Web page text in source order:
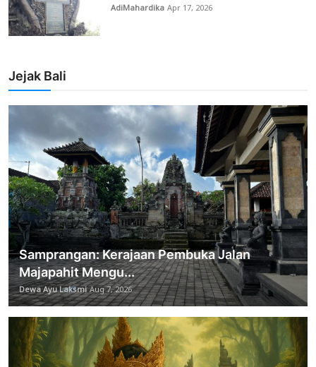
AdiMahardikaApr 17, 2026
Jejak Bali
Samprangan: Kerajaan Pembuka Jalan
Majapahit Mengu...
Dewa Ayu LaksmiAug 7, 2026